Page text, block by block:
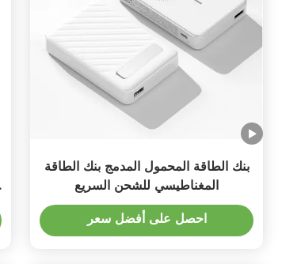
بنك الطاقة المحمول المدمج بنك الطاقة
المغناطيسي للشحن السريع
احصل على أفضل سعر